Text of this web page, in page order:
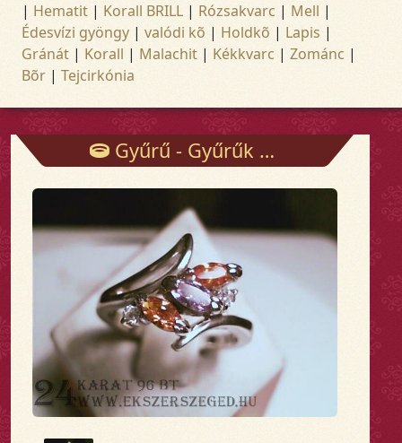
| Hematit | Korall BRILL | Rózsakvarc | Mell |
Édesvízi gyöngy | valódi kõ | Holdkõ | Lapis |
Gránát | Korall | Malachit | Kékkvarc | Zománc |
Bõr | Tejcirkónia
Gyűrű - Gyűrűk - Arany és ezüst ékszerek